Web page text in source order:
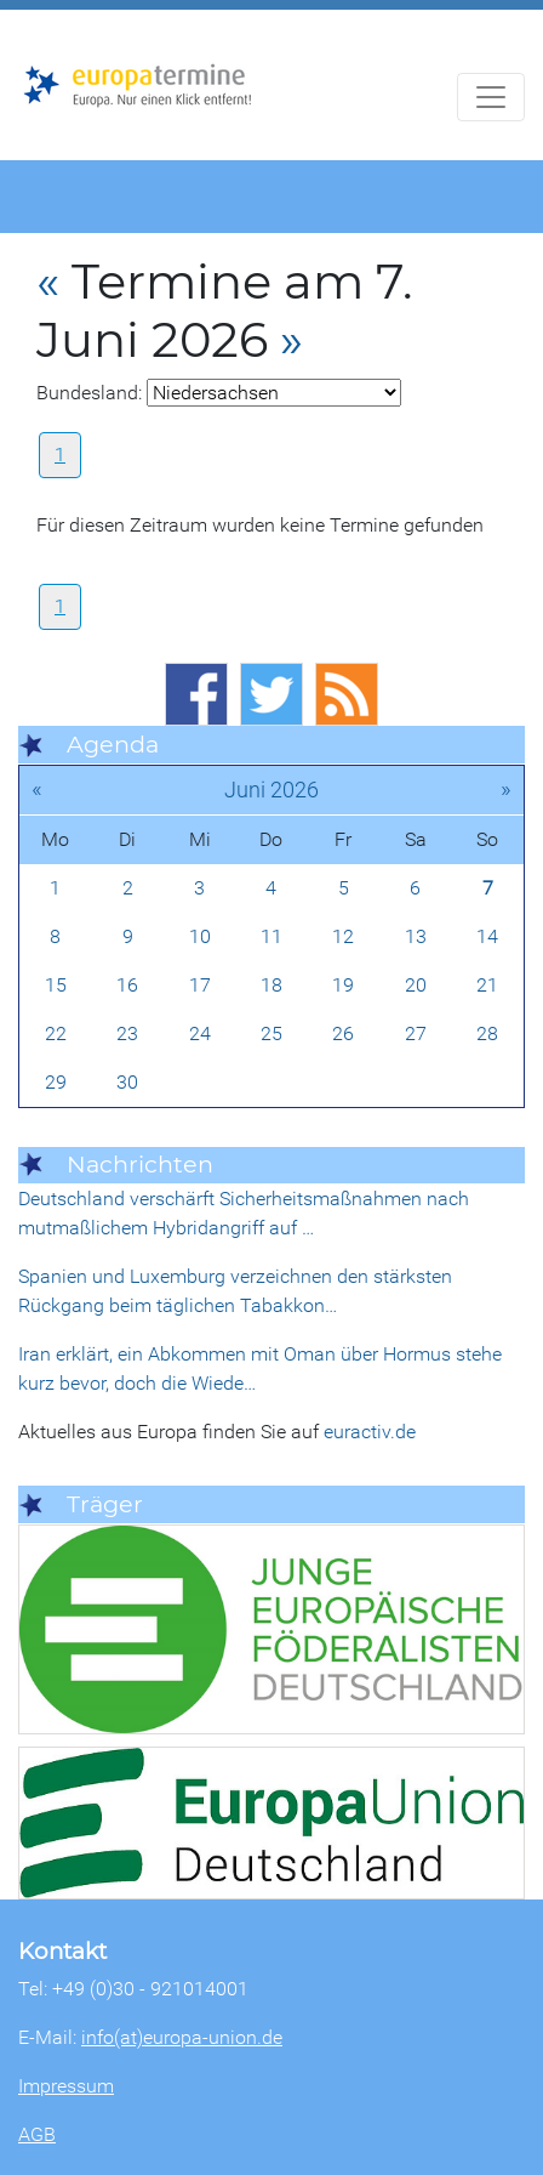
« Termine am 7.
Juni 2026 »
Bundesland:
1
Für diesen Zeitraum wurden keine Termine gefunden
1
Agenda
« Juni 2026 »
Mo Di Mi Do Fr Sa So
1 2 3 4 5 6 7
8 9 10 11 12 13 14
15 16 17 18 19 20 21
22 23 24 25 26 27 28
29 30
Nachrichten
Deutschland verschärft Sicherheitsmaßnahmen nach
mutmaßlichem Hybridangriff auf …
Spanien und Luxemburg verzeichnen den stärksten
Rückgang beim täglichen Tabakkon…
Iran erklärt, ein Abkommen mit Oman über Hormus stehe
kurz bevor, doch die Wiede…
Aktuelles aus Europa finden Sie aufeuractiv.de
Träger
Kontakt
Tel: +49 (0)30 - 921014001
E-Mail: info(at)europa-union.de
Impressum
AGB